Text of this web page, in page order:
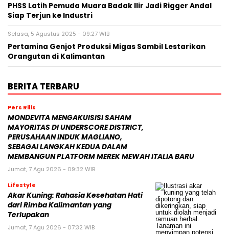
PHSS Latih Pemuda Muara Badak Ilir Jadi Rigger Andal
Siap Terjun ke Industri
Selasa, 5 Agustus 2025 - 09:27 WIB
Pertamina Genjot Produksi Migas Sambil Lestarikan
Orangutan di Kalimantan
BERITA TERBARU
Pers Rilis
MONDEVITA MENGAKUISISI SAHAM
MAYORITAS DI UNDERSCORE DISTRICT,
PERUSAHAAN INDUK MAGLIANO,
SEBAGAI LANGKAH KEDUA DALAM
MEMBANGUN PLATFORM MEREK MEWAH ITALIA BARU
Jumat, 7 Agu 2026 - 09:32 WIB
Lifestyle
Akar Kuning: Rahasia Kesehatan Hati
dari Rimba Kalimantan yang
Terlupakan
Jumat, 7 Agu 2026 - 07:32 WIB